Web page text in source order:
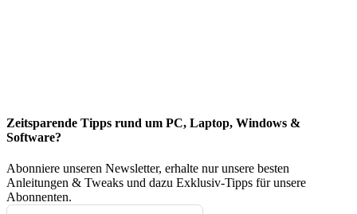
Zeitsparende Tipps rund um PC, Laptop, Windows &
Software?
Abonniere unseren Newsletter, erhalte nur unsere besten
Anleitungen & Tweaks und dazu Exklusiv-Tipps für unsere
Abonnenten.